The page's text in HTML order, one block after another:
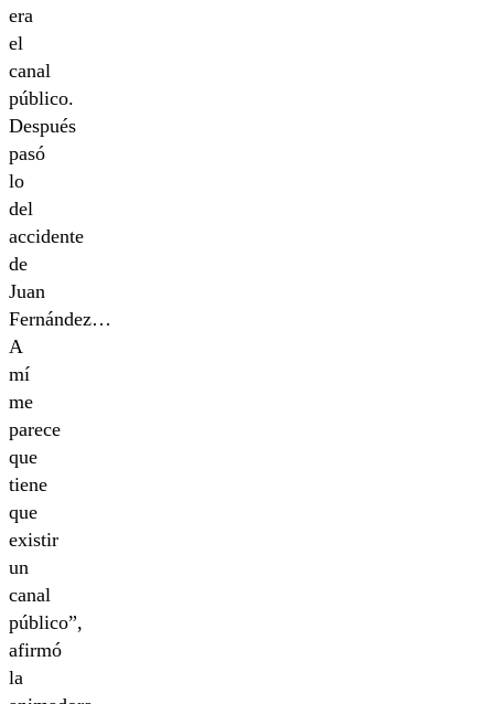
era
el
canal
público.
Después
pasó
lo
del
accidente
de
Juan
Fernández…
A
mí
me
parece
que
tiene
que
existir
un
canal
público”,
afirmó
la